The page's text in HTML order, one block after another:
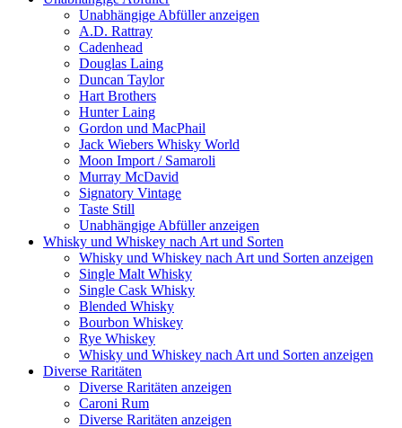
Unabhängige Abfüller anzeigen
A.D. Rattray
Cadenhead
Douglas Laing
Duncan Taylor
Hart Brothers
Hunter Laing
Gordon und MacPhail
Jack Wiebers Whisky World
Moon Import / Samaroli
Murray McDavid
Signatory Vintage
Taste Still
Unabhängige Abfüller anzeigen
Whisky und Whiskey nach Art und Sorten
Whisky und Whiskey nach Art und Sorten anzeigen
Single Malt Whisky
Single Cask Whisky
Blended Whisky
Bourbon Whiskey
Rye Whiskey
Whisky und Whiskey nach Art und Sorten anzeigen
Diverse Raritäten
Diverse Raritäten anzeigen
Caroni Rum
Diverse Raritäten anzeigen